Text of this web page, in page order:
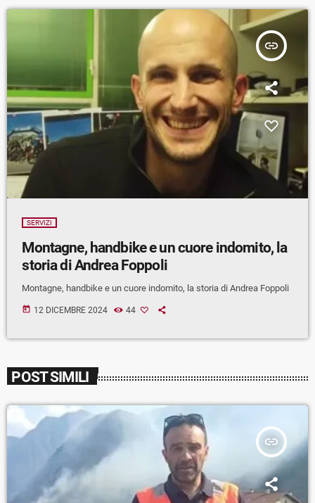
insert_link
SERVIZI
Montagne, handbike e un cuore indomito, la
storia di Andrea Foppoli
Montagne, handbike e un cuore indomito, la storia di Andrea Foppoli
today 12 DICEMBRE 2024 44
POST SIMILI
insert_link